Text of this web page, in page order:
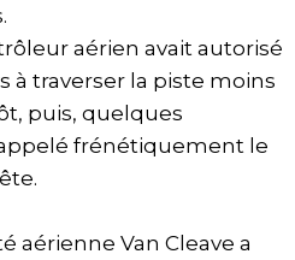
aérien avait autorisé
à traverser la piste moins
puis, quelques
frénétiquement le
aérienne Van Cleave a